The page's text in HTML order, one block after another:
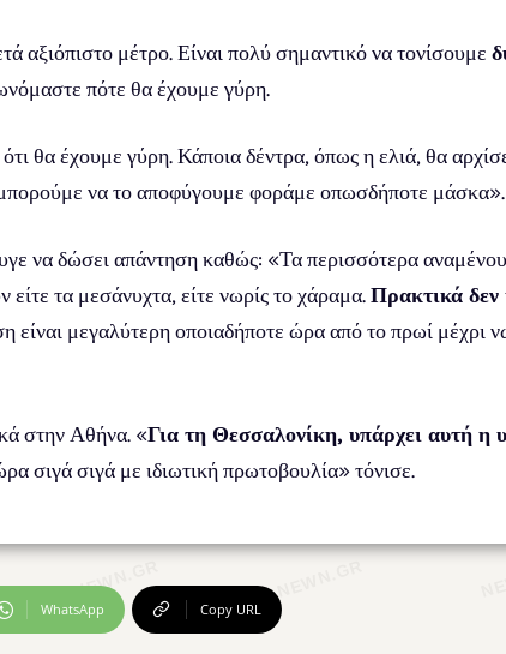
αξιόπιστο μέτρο. Είναι πολύ σημαντικό να τονίσουμε
πότε θα έχουμε γύρη.
θα έχουμε γύρη. Κάποια δέντρα, όπως η ελιά, θα
να το αποφύγουμε φοράμε οπωσδήποτε μάσκα».
να δώσει απάντηση καθώς: «Τα περισσότερα
τα μεσάνυχτα, είτε νωρίς το χάραμα.Πρακτικά δεν
είναι μεγαλύτερη οποιαδήποτε ώρα από το πρωί μέχρι
στην Αθήνα. «Για τη Θεσσαλονίκη, υπάρχει αυτή η
σιγά σιγά με ιδιωτική πρωτοβουλία» τόνισε.
WhatsApp Copy URL